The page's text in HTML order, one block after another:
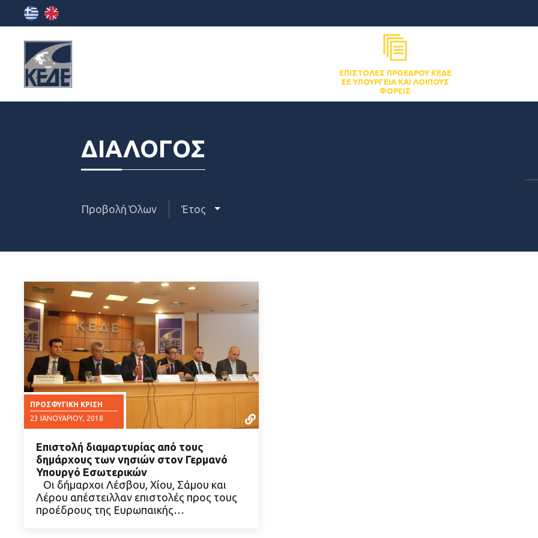
ΕΠΙΣΤΟΛΈΣ ΠΡΟΈΔΡΟΥ ΚΕΔΕ
ΣΕ ΥΠΟΥΡΓΕΊΑ ΚΑΙ ΛΟΙΠΟΎΣ
ΦΟΡΕΊΣ
ΔΙΑΛΟΓΟΣ
Προβολή Όλων Έτος
ΠΡΟΣΦΥΓΙΚΉ ΚΡΊΣΗ
23 ΙΑΝΟΥΑΡΊΟΥ, 2018
ΔΙΑΒΑΣΤΕ ΠΕΡΙΣΣΟΤΕΡΑ
Επιστολή διαμαρτυρίας από τους
δημάρχους των νησιών στον Γερμανό
Υπουργό Εσωτερικών
Oι δήμαρχοι Λέσβου, Χίου, Σάμου και
Λέρου απέστειλλαν επιστολές προς τους
προέδρους της Ευρωπαικής…